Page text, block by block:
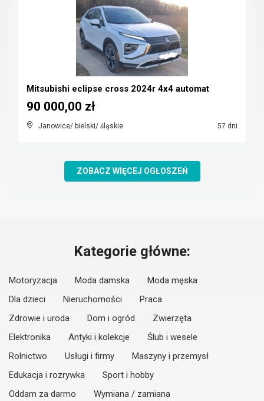
Mitsubishi eclipse cross 2024r 4x4 automat
Janowice/ bielski/ śląskie 57 dni
90 000,00 zł
ZOBACZ WIĘCEJ OGŁOSZEŃ
Kategorie główne:
Motoryzacja Moda damska
Moda męska
Dla dzieci
Nieruchomości
Praca
Zdrowie i uroda
Dom i ogród
Zwierzęta
Elektronika
Antyki i kolekcje
Ślub i wesele
Rolnictwo
Usługi i firmy
Maszyny i przemysł
Edukacja i rozrywka
Sport i hobby
Oddam za darmo
Wymiana / zamiana